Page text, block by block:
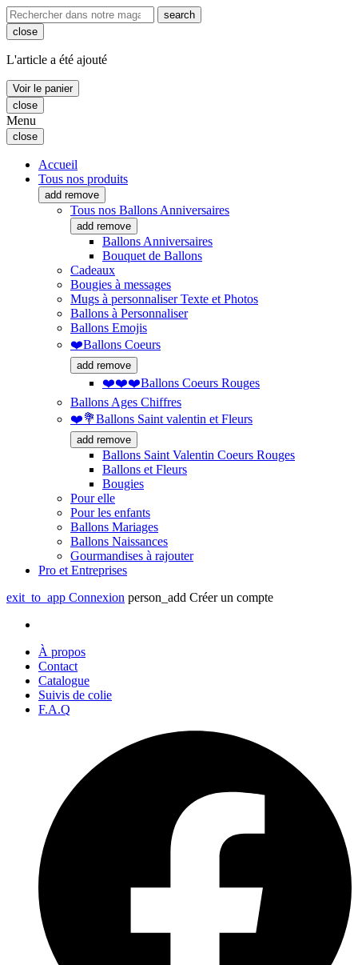
search
close
L'article a été ajouté
Voir le panier
close
Menu
close
Accueil
Tous nos produits
add remove
Tous nos Ballons Anniversaires
add remove
Ballons Anniversaires
Bouquet de Ballons
Cadeaux
Bougies à messages
Mugs à personnaliser Texte et Photos
Ballons à Personnaliser
Ballons Emojis
❤️Ballons Coeurs
add remove
❤️❤️❤️Ballons Coeurs Rouges
Ballons Ages Chiffres
❤️💐Ballons Saint valentin et Fleurs
add remove
Ballons Saint Valentin Coeurs Rouges
Ballons et Fleurs
Bougies
Pour elle
Pour les enfants
Ballons Mariages
Ballons Naissances
Gourmandises à rajouter
Pro et Entreprises
exit_to_app Connexion person_add Créer un compte
À propos
Contact
Catalogue
Suivis de colie
F.A.Q